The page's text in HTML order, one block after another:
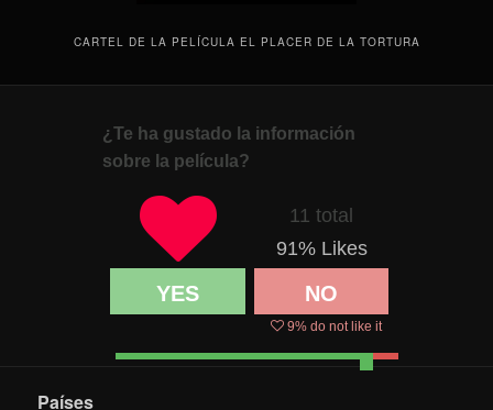
CARTEL DE LA PELÍCULA EL PLACER DE LA TORTURA
¿Te ha gustado la información
sobre la película?
11 total
91% Likes
YES NO
9% do not like it
Países